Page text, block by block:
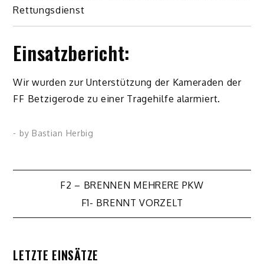
Rettungsdienst
Einsatzbericht:
Wir wurden zur Unterstützung der Kameraden der
FF Betzigerode zu einer Tragehilfe alarmiert.
- by Bastian Herbig
Beitragsnavigation
F2 – BRENNEN MEHRERE PKW
F1- BRENNT VORZELT
LETZTE EINSÄTZE